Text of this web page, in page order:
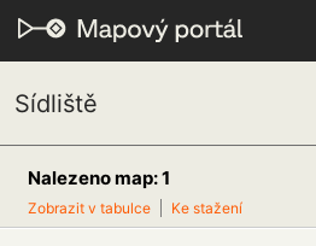
Sídliště
Nalezeno map: 1
Zobrazit v tabulce Ke stažení